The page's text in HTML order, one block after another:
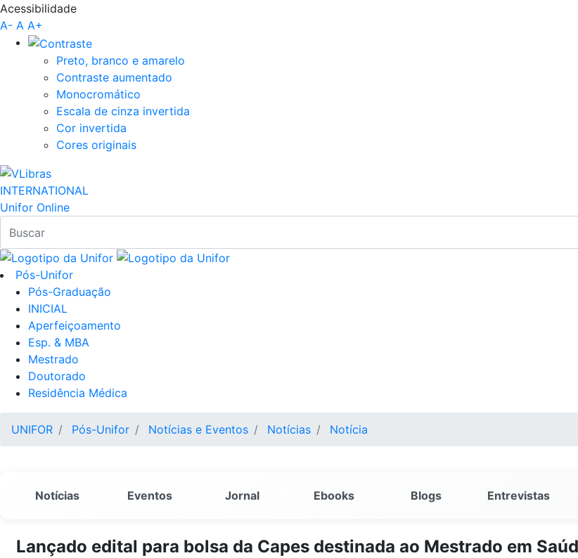
Pular para o Conteúdo principal
Acessibilidade
A- A A+
Preto, branco e amarelo
Contraste aumentado
Monocromático
Escala de cinza invertida
Cor invertida
Cores originais
INTERNATIONAL
Unifor Online
Pós-Unifor
Pós-Graduação
INICIAL
Aperfeiçoamento
Esp. & MBA
Mestrado
Doutorado
Residência Médica
UNIFOR Pós-Unifor Notícias e Eventos Notícias Notícia
Notícias Eventos Jornal Ebooks Blogs Entrevistas
Lançado edital para bolsa da Capes destinada ao Mestrado em